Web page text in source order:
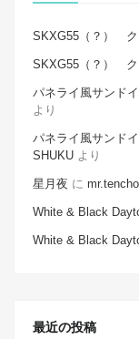
SKXG55（？） ク
SKXG55（？） ク
パネライ風サンド
より
パネライ風サンド
SHUKU より
星月夜 に mr.tencho
White & Black
White & Black
最近の投稿